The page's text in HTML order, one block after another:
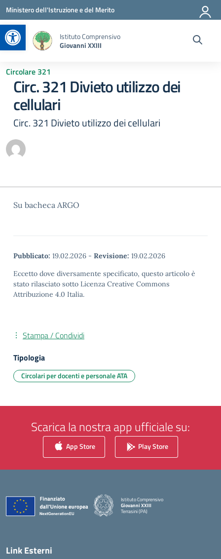
Apri la barra degli strumenti
Vai ai contenuti
Vai al menu di navigazione
Vai al footer
Ministero dell'Istruzione e del Merito
Istituto Comprensivo
Giovanni XXIII
Circolare 321
Circ. 321 Divieto utilizzo dei
cellulari
Circ. 321 Divieto utilizzo dei cellulari
Su bacheca ARGO
Pubblicato: 19.02.2026 - Revisione: 19.02.2026
Eccetto dove diversamente specificato, questo articolo è
stato rilasciato sotto Licenza Creative Commons
Attribuzione 4.0 Italia.
Stampa / Condividi
Tipologia
Circolari per docenti e personale ATA
Scarica la nostra app ufficiale su:
App Store Play Store
Istituto Comprensivo
Giovanni XXIII
Terrasini (PA)
Link Esterni